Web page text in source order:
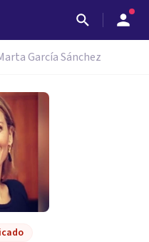
García Sánchez